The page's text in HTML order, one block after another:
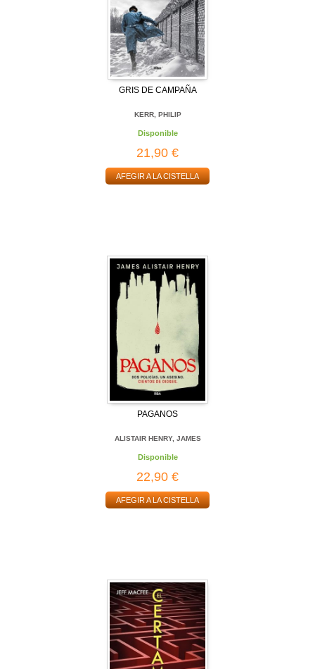
GRIS DE CAMPAÑA
KERR, PHILIP
Disponible
21,90 €
AFEGIR A LA CISTELLA
PAGANOS
ALISTAIR HENRY, JAMES
Disponible
22,90 €
AFEGIR A LA CISTELLA